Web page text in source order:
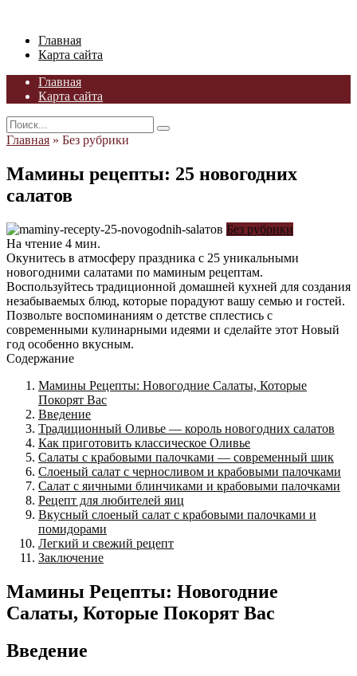
contentГлавная
Карта сайта
Главная
Карта сайта
Search
for:
Главная » Без рубрики
Мамины рецепты: 25 новогодних
салатов
Без рубрики
На чтение 4 мин.
Окунитесь в атмосферу праздника с 25 уникальными
новогодними салатами по маминым рецептам.
Воспользуйтесь традиционной домашней кухней для создания
незабываемых блюд, которые порадуют вашу семью и гостей.
Позвольте воспоминаниям о детстве сплестись с
современными кулинарными идеями и сделайте этот Новый
год особенно вкусным.
Содержание
Мамины Рецепты: Новогодние Салаты, Которые
Покорят Вас
Введение
Традиционный Оливье — король новогодних салатов
Как приготовить классическое Оливье
Салаты с крабовыми палочками — современный шик
Слоеный салат с черносливом и крабовыми палочками
Салат с яичными блинчиками и крабовыми палочками
Рецепт для любителей яиц
Вкусный слоеный салат с крабовыми палочками и
помидорами
Легкий и свежий рецепт
Заключение
Мамины Рецепты: Новогодние
Салаты, Которые Покорят Вас
Введение